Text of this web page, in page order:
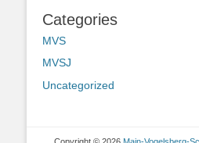
Categories
MVS
MVSJ
Uncategorized